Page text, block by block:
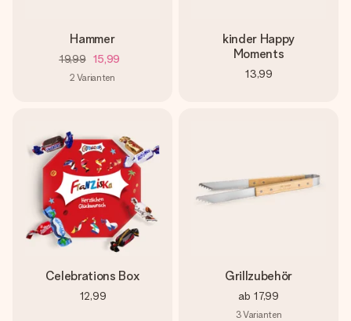
Hammer
19,99 15,99
2 Varianten
kinder Happy
Moments
13,99
Celebrations Box
12,99
Grillzubehör
ab 17,99
3Varianten